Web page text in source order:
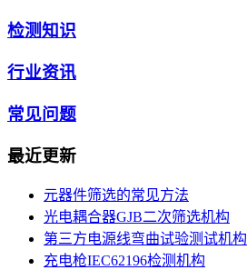
检测知识
行业资讯
常见问题
最近更新
元器件筛选的常见方法
光电耦合器GJB二次筛选机构
第三方电源线弯曲试验测试机构
充电枪IEC62196检测机构